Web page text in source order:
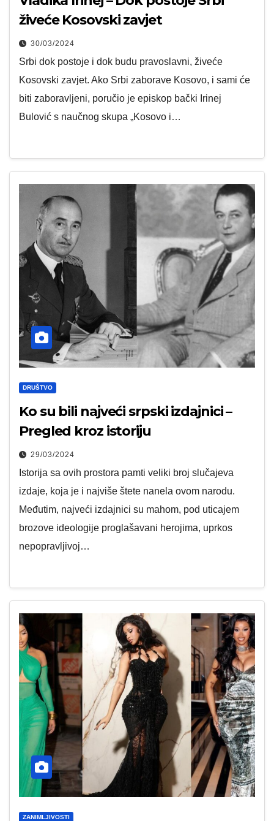
živeće Kosovski zavjet
30/03/2024
Srbi dok postoje i dok budu pravoslavni, živeće
Kosovski zavjet. Ako Srbi zaborave Kosovo, i sami će
biti zaboravljeni, poručio je episkop bački Irinej
Bulović s naučnog skupa „Kosovo i…
DRUŠTVO
Ko su bili najveći srpski izdajnici –
Pregled kroz istoriju
29/03/2024
Istorija sa ovih prostora pamti veliki broj slučajeva
izdaje, koja je i najviše štete nanela ovom narodu.
Međutim, najveći izdajnici su mahom, pod uticajem
brozove ideologije proglašavani herojima, uprkos
nepopravljivoj…
ZANIMLJIVOSTI